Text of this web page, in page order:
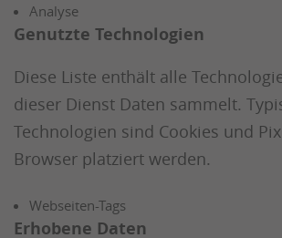
Analyse
Genutzte Technologien
Diese Liste enthält alle
dieser Dienst Daten sammelt.
Technologien sind Cookies und
Browser platziert werden.
Webseiten-Tags
Erhobene Daten